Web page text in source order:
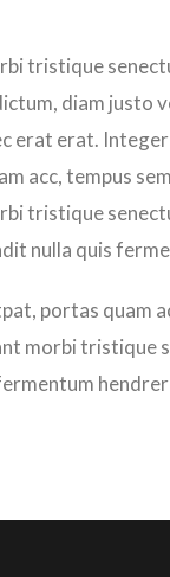
tristique
diam justo
erat erat.
acc, tempus
tristique
nulla quis
portas quam
morbi tristique